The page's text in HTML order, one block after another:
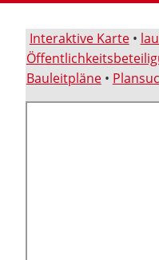
Interaktive Karte•
Bauleitpläne•